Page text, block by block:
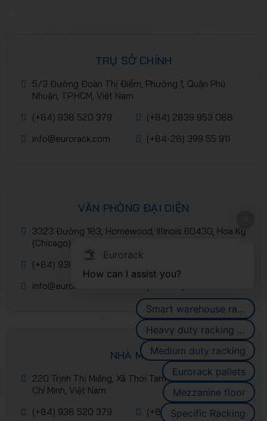
TRỤ SỞ CHÍNH
5/3 Đường Đoàn Thị Điểm, Phường 1, Quận Phú
Nhuận, TP.HCM, Việt Nam
(+84) 938 520 379
(+84) 2839 953 088
info@eurorack.com
(+84-28) 399 55 911
VĂN PHÒNG ĐẠI DIỆN
3323 Đường 183, Homewood, Illinois 60430, Hoa Kỳ
(Chicago)
(+84) 938 520 379
info@eurorack.com
NHÀ MÁY
220 Trịnh Thị Miếng, Xã Thới Tam Môn, Hóc Môn, Hồ
Chí Minh, Việt Nam
(+84) 938 520 379
(+84) 2839 953 088
Eurorack
How can I assist you?
Smart warehouse racking systems
Heavy duty racking systems
Medium duty racking
Eurorack pallets
Mezzanine floor
Specific Racking